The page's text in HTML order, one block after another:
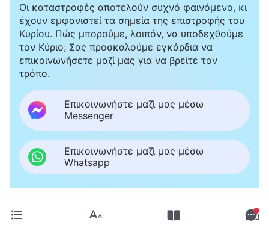
Οι καταστροφές αποτελούν συχνό φαινόμενο, κι
έχουν εμφανιστεί τα σημεία της επιστροφής του
Κυρίου. Πώς μπορούμε, λοιπόν, να υποδεχθούμε
τον Κύριο; Σας προσκαλούμε εγκάρδια να
επικοινωνήσετε μαζί μας για να βρείτε τον
τρόπο.
Επικοινωνήστε μαζί μας μέσω
Messenger
Επικοινωνήστε μαζί μας μέσω
Whatsapp